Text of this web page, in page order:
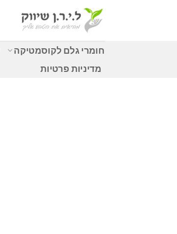
חומרי גלם לקוסמטיקה
מדיניות פרטיות